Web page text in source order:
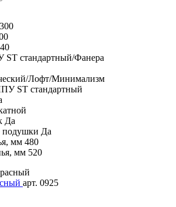
стандартный/Фанера
Лофт/Минимализм
ST стандартный
Да
подушки Да
мм 480
мм 520
арт. 0925